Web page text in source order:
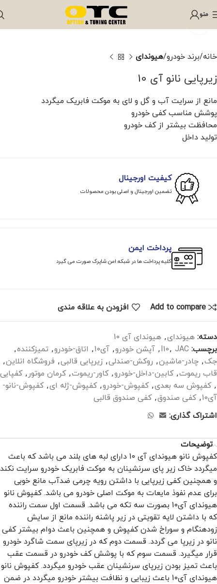
منو
برای بزرگنمایی کلیک کنید
خانه برند خودرو هیوندای
زیرپایی نانو آی 10
مانع از سرایت آب و گل و لای به موکت فابریک میگردد
پوشش مناسب کفی خودرو
محافظت بیشتر از کف خودرو
تولید داخل
کیفیت اورجینال
تضمین اورجینال و اصلی بودن محصولات
پرداخت ایمن
کلیه پرداخت ها در شبکه امن شاپرک صورت می گیرد
Add to compare افزودن به علاقه مندی
دسته: هیوندای, هیوندای آی 10
برچسب:
I10, JAC
, آپشن خودرو, آی10 , اتاق-خودرو, تمیزکننده,
جک, چادر-ماشین, روکش-صندلی, زیرپایی قالبی, فروشگاه انلاین,
قاب ریموت, کابین-داخل-خودرو, کاور-ریموت, کرمان موتور , کفپایی
, کفپوش سه بعدی, کفپوش-خودرو, کفپوش-ژله ای, کفپوش-نانو-
آی10
, کفی صندوق, کفی صندوق قالبی
اشتراک گذاری:
توضیحات
کفپوش نانو هیوندای آی 10 دارای لبه های بلند می باشد که باعث
میگردد خاک زیر پای سرنشینان به موکت فابریک خودرو سرایت نکند
و همچنین کفی زیرپایی با داشتن رویه چرمی ضدآب مانع خوبی
برای عدم نفوذ مایعات به موکت اصلی خودرو می باشد. کفپوش نانو
هیوندای آی10 بصورت سه تکه می باشد. قسمت اول سمت راننده
که با داشتن لایه تقویتی در زیر پاشنه راننده مانع از سایش
زودهنگام و سوراخ شدن کفپوش و همچنین باعث دوام بیشتر کفی
نانو در زیرپا می گردد. قسمت دوم که در زیرپای سمت شاگرد خودرو
قرار میگیرد. قسمت سوم که با پوشش کف خودرو در قسمت عقب
باعث تمیز بودن زیرپای سرنشینان عقب خودرو میگردد. کفپوش نانو
هیوندای آی10 باعث زیبایی و نظافت بیشتر خودرو میگردد در ضمن